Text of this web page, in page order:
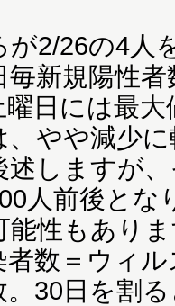
2/26の4人
毎新規陽性
曜日には最
、やや減少
述しますが
人前後とな
性もありま
者数＝ウィ
。30日を割